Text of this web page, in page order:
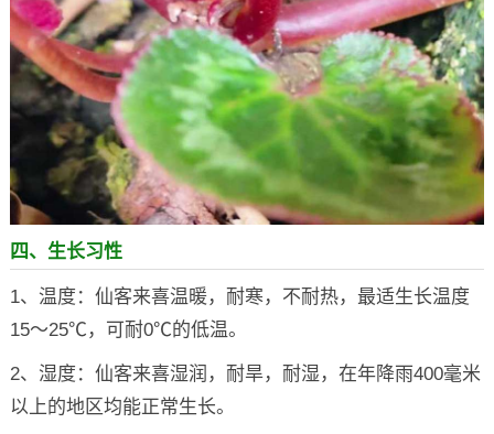
四、生长习性
1、温度：仙客来喜温暖，耐寒，不耐热，最适生长温度
15～25℃，可耐0℃的低温。
2、湿度：仙客来喜湿润，耐旱，耐湿，在年降雨400毫米
以上的地区均能正常生长。